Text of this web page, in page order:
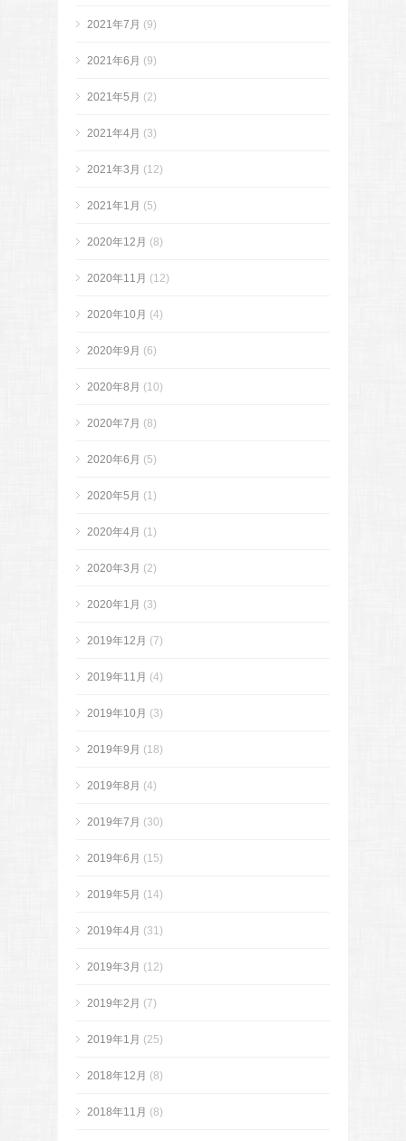
2021年7月 (9)
2021年6月 (9)
2021年5月 (2)
2021年4月 (3)
2021年3月 (12)
2021年1月 (5)
2020年12月 (8)
2020年11月 (12)
2020年10月 (4)
2020年9月 (6)
2020年8月 (10)
2020年7月 (8)
2020年6月 (5)
2020年5月 (1)
2020年4月 (1)
2020年3月 (2)
2020年1月 (3)
2019年12月 (7)
2019年11月 (4)
2019年10月 (3)
2019年9月 (18)
2019年8月 (4)
2019年7月 (30)
2019年6月 (15)
2019年5月 (14)
2019年4月 (31)
2019年3月 (12)
2019年2月 (7)
2019年1月 (25)
2018年12月 (8)
2018年11月 (8)